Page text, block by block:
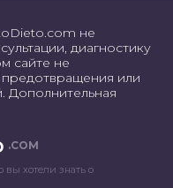
не
диагностику
сайте не
предотвращения или
Дополнительная
.COM
вы хотели знать о